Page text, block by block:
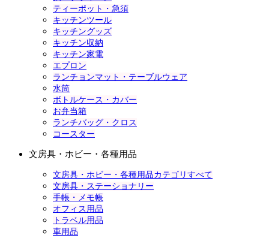
ティーポット・急須
キッチンツール
キッチングッズ
キッチン収納
キッチン家電
エプロン
ランチョンマット・テーブルウェア
水筒
ボトルケース・カバー
お弁当箱
ランチバッグ・クロス
コースター
文房具・ホビー・各種用品
文房具・ホビー・各種用品カテゴリすべて
文房具・ステーショナリー
手帳・メモ帳
オフィス用品
トラベル用品
車用品